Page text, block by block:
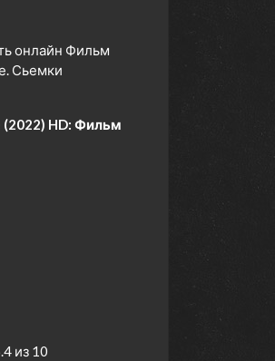
онлайн Фильм
Сьемки
HD: Фильм
из 10